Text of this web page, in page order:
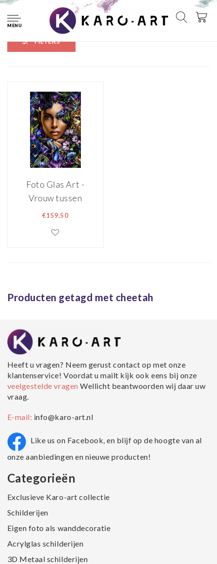
MENU
cheetah
FILTERS
Foto Glas Art -
Vrouw tussen
dieren en planten
zwart/wit, prachtig
materiaal.
€159,50
Producten getagd met cheetah
Heeft u vragen? Neem gerust contact op met onze
klantenservice! Voordat u mailt kijk ook eens bij onze
veelgestelde vragenWellicht beantwoorden wij daar uw
vraag.
E-mail: info@karo-art.nl
Like us on Facebook, en blijf op de hoogte van al
onze aanbiedingen en nieuwe producten!
Categorieën
Exclusieve Karo-art collectie
Schilderijen
Eigen foto als wanddecoratie
Acrylglas schilderijen
3D Metaal schilderijen